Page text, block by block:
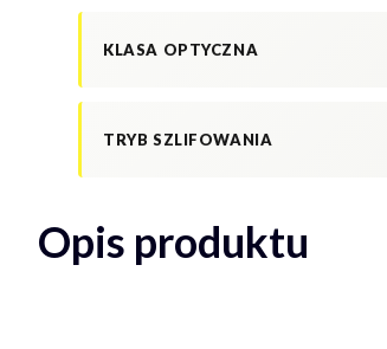
KLASA OPTYCZNA
TRYB SZLIFOWANIA
Opis produktu